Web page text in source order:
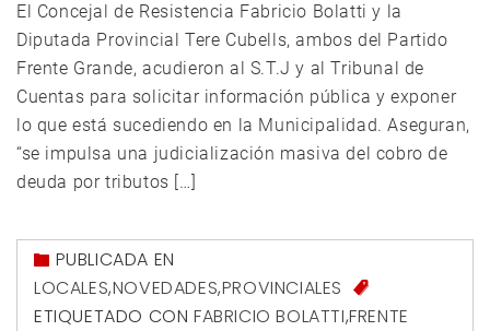
El Concejal de Resistencia Fabricio Bolatti y la
Diputada Provincial Tere Cubells, ambos del Partido
Frente Grande, acudieron al S.T.J y al Tribunal de
Cuentas para solicitar información pública y exponer
lo que está sucediendo en la Municipalidad. Aseguran,
“se impulsa una judicialización masiva del cobro de
deuda por tributos […]
PUBLICADA EN
LOCALES,NOVEDADES,PROVINCIALES
ETIQUETADO CON FABRICIO BOLATTI,FRENTE